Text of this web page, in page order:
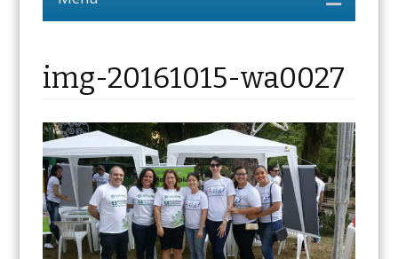
img-20161015-wa0027